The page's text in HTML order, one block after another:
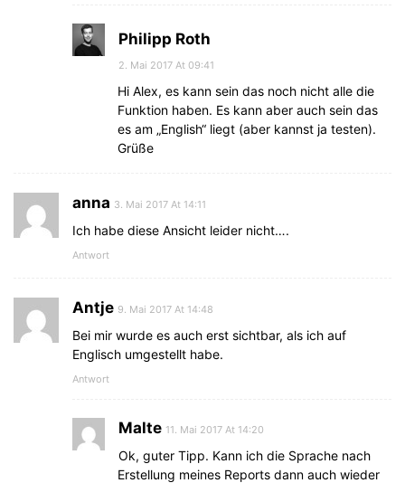
Philipp Roth
2. Mai 2017 At 09:41
Hi Alex, es kann sein das noch nicht alle die
Funktion haben. Es kann aber auch sein das
es am „English“ liegt (aber kannst ja testen).
Grüße
anna 3. Mai 2017 At 14:11
Ich habe diese Ansicht leider nicht….
Antwort
Antje 9. Mai 2017 At 14:48
Bei mir wurde es auch erst sichtbar, als ich auf
Englisch umgestellt habe.
Antwort
Malte 11. Mai 2017 At 14:20
Ok, guter Tipp. Kann ich die Sprache nach
Erstellung meines Reports dann auch wieder